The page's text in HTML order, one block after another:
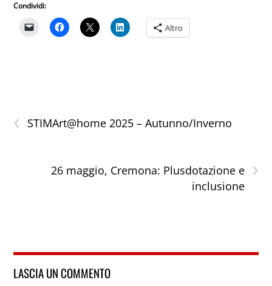
Condividi:
Altro
‹ STIMArt@home 2025 – Autunno/Inverno
›
26 maggio, Cremona: Plusdotazione e
inclusione
LASCIA UN COMMENTO